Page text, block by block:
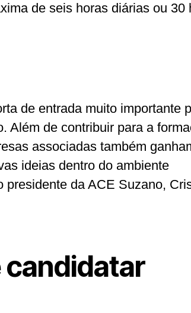
de seis horas diárias ou 30
de entrada muito importante
Além de contribuir para a
associadas também
ideias dentro do ambiente
presidente da ACE Suzano,
candidatar